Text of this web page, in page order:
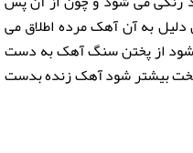
به آن آهک مرده اطلاق می
شود از پختن سنگ آهک به دست
بیشتر شودآهکزنده بدست